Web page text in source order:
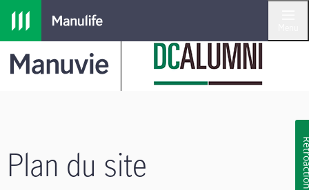
Passer à la navigation principale
Passer au contenu principal
Passer au pied de page
Plan du site